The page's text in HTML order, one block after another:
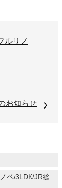
ルリノ
お知らせ
ベ/3LDK/JR総